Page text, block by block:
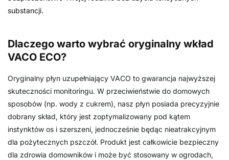
substancji.
Dlaczego warto wybrać oryginalny wkład
VACO ECO?
Oryginalny płyn uzupełniający VACO to gwarancja najwyższej
skuteczności monitoringu. W przeciwieństwie do domowych
sposobów (np. wody z cukrem), nasz płyn posiada precyzyjnie
dobrany skład, który jest zoptymalizowany pod kątem
instynktów os i szerszeni, jednocześnie będąc nieatrakcyjnym
dla pożytecznych pszczół. Produkt jest całkowicie bezpieczny
dla zdrowia domowników i może być stosowany w ogrodach,